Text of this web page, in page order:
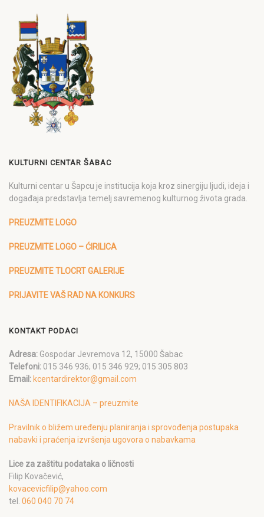
KULTURNI CENTAR ŠABAC
Kulturni centar u Šapcu je institucija koja kroz sinergiju ljudi, ideja i
događaja predstavlja temelj savremenog kulturnog života grada.
PREUZMITE LOGO
PREUZMITE LOGO – ĆIRILICA
PREUZMITE TLOCRT GALERIJE
PRIJAVITE VAŠ RAD NA KONKURS
KONTAKT PODACI
Adresa: Gospodar Jevremova 12, 15000 Šabac
Telefoni: 015 346 936; 015 346 929; 015 305 803
Email: kcentardirektor@gmail.com
NAŠA IDENTIFIKACIJA – preuzmite
Pravilnik o bližem uređenju planiranja i sprovođenja postupaka
nabavki i praćenja izvršenja ugovora o nabavkama
Lice za zaštitu podataka o ličnosti
Filip Kovačević,
kovacevicfilip@yahoo.com
tel. 060 040 70 74